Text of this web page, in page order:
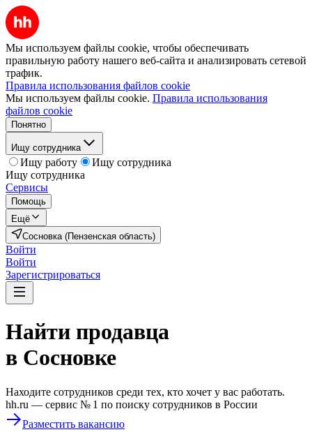
Мы используем файлы cookie, чтобы обеспечивать
правильную работу нашего веб-сайта и анализировать сетевой
трафик.
Правила использования файлов cookie
Мы используем файлы cookie. Правила использования
файлов cookie
Понятно
Ищу сотрудника
Ищу работу
Ищу сотрудника
Ищу сотрудника
Сервисы
Помощь
Ещё
Сосновка (Пензенская область)
Войти
Войти
Зарегистрироваться
Найти продавца
в Сосновке
Находите сотрудников среди тех, кто хочет у вас работать.
hh.ru — сервис № 1 по поиску сотрудников в России
Разместить вакансию